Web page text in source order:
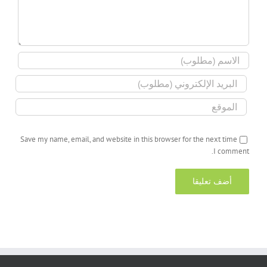
Save my name, email, and website in this browser for the next time
I comment.